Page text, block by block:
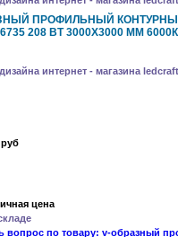
ПРОФИЛЬНЫЙ
6735 208 ВТ 3000X3000 ММ
руб
цена